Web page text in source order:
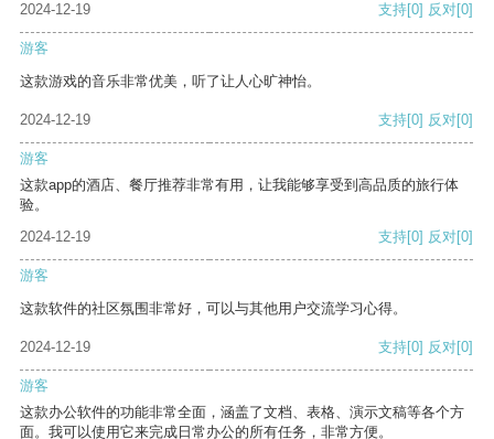
2024-12-19
支持[0] 反对[0]
游客
这款游戏的音乐非常优美，听了让人心旷神怡。
2024-12-19 支持[0] 反对[0]
游客
这款app的酒店、餐厅推荐非常有用，让我能够享受到高品质的旅行体
验。
2024-12-19
支持[0] 反对[0]
游客
这款软件的社区氛围非常好，可以与其他用户交流学习心得。
2024-12-19 支持[0] 反对[0]
游客
这款办公软件的功能非常全面，涵盖了文档、表格、演示文稿等各个方
面。我可以使用它来完成日常办公的所有任务，非常方便。